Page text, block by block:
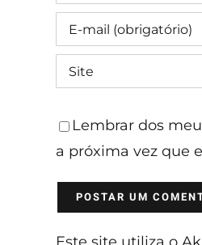
Lembrar dos
a próxima vez que